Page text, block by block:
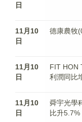
日
11月10
日
德康農牧
11月10
日
FIT HON
利潤同比
11月10
日
舜宇光學
比升5.7%